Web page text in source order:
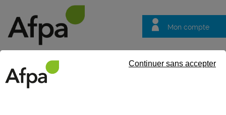
Mon compte
questions
Continuer sans accepter